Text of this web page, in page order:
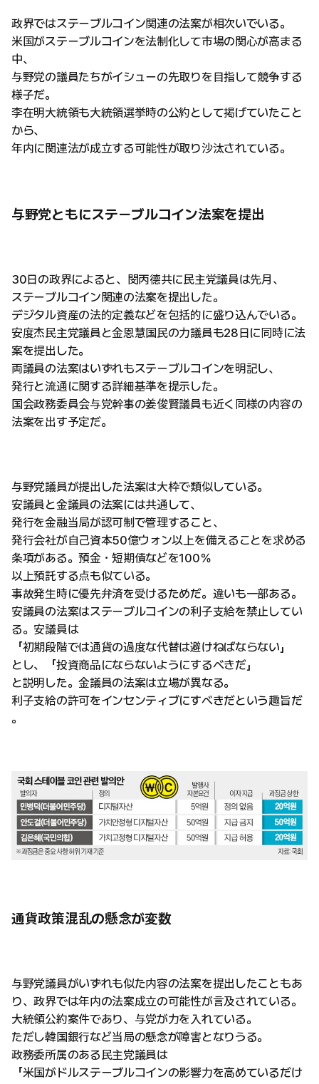
政界ではステーブルコイン関連の法案が相次いでいる。
米国がステーブルコインを法制化して市場の関心が高まる
中、
与野党の議員たちがイシューの先取りを目指して競争する
様子だ。
李在明大統領も大統領選挙時の公約として掲げていたこと
から、
年内に関連法が成立する可能性が取り沙汰されている。
与野党ともにステーブルコイン法案を提出
30日の政界によると、閔丙德共に民主党議員は先月、
ステーブルコイン関連の法案を提出した。
デジタル資産の法的定義などを包括的に盛り込んでいる。
安度杰民主党議員と金恩慧国民の力議員も28日に同時に法
案を提出した。
両議員の法案はいずれもステーブルコインを明記し、
発行と流通に関する詳細基準を提示した。
国会政務委員会与党幹事の姜俊賢議員も近く同様の内容の
法案を出す予定だ。
与野党議員が提出した法案は大枠で類似している。
安議員と金議員の法案には共通して、
発行を金融当局が認可制で管理すること、
発行会社が自己資本50億ウォン以上を備えることを求める
条項がある。預金・短期債などを100％
以上預託する点も似ている。
事故発生時に優先弁済を受けるためだ。違いも一部ある。
安議員の法案はステーブルコインの利子支給を禁止してい
る。安議員は
「初期段階では通貨の過度な代替は避けねばならない」
とし、「投資商品にならないようにするべきだ」
と説明した。金議員の法案は立場が異なる。
利子支給の許可をインセンティブにすべきだという趣旨だ
。
通貨政策混乱の懸念が変数
与野党議員がいずれも似た内容の法案を提出したこともあ
り、政界では年内の法案成立の可能性が言及されている。
大統領公約案件であり、与党が力を入れている。
ただし韓国銀行など当局の懸念が障害となりうる。
政務委所属のある民主党議員は
「米国がドルステーブルコインの影響力を高めているだけ